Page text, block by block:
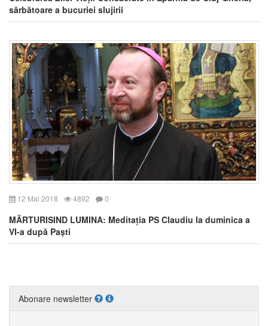
sărbătoare a bucuriei slujirii
12 Mai 2018 4892 0
MĂRTURISIND LUMINA: Meditația PS Claudiu la duminica a
VI-a după Paști
Abonare newsletter